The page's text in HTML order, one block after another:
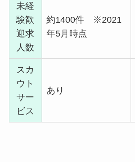
未経
験歓
迎求
人数
約1400件 ※2021
年5月時点
スカ
ウト
サー
ビス
あり